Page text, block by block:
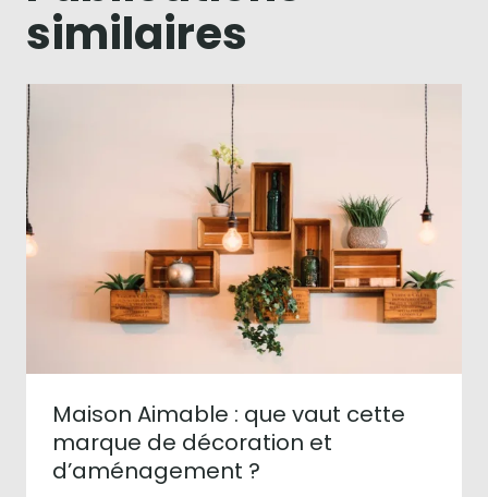
similaires
Maison Aimable : que vaut cette
marque de décoration et
d’aménagement ?